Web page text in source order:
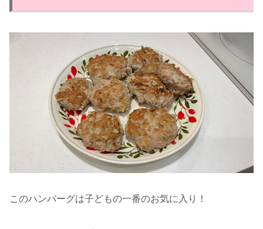
このハンバーグは子どもの一番のお気に入り！